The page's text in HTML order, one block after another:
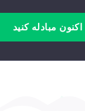
اکنون مبادله کنید